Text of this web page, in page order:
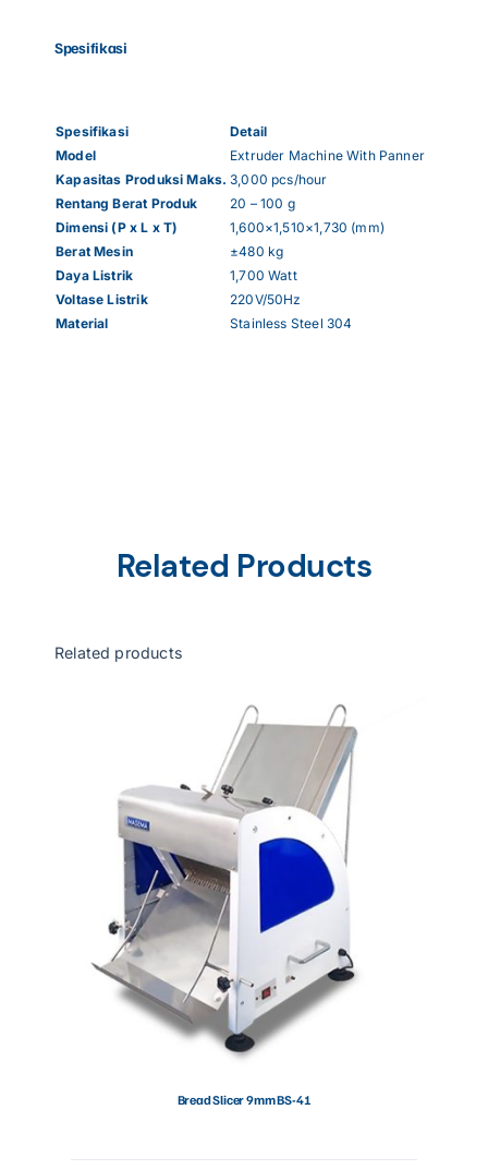
Spesifikasi
Spesifikasi
Detail
Model
Extruder Machine With Panner
Kapasitas Produksi Maks. 3,000 pcs/hour
Rentang Berat Produk
20 – 100 g
Dimensi (P x L x T)
1,600×1,510×1,730 (mm)
Berat Mesin
±480 kg
Daya Listrik
1,700 Watt
Voltase Listrik
220V/50Hz
Material
Stainless Steel 304
Related Products
Related products
Bread Slicer 9mm BS-41